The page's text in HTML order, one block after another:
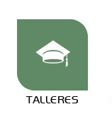
TALLERES